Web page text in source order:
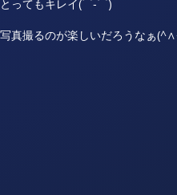
とってもキレイ(⌒‐⌒)
写真撮るのが楽しいだろうなぁ